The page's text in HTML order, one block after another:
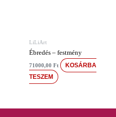
LiLiArt
Ébredés – festmény
71000,00Ft
KOSÁRBA
TESZEM